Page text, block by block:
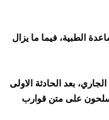
الطبية، فيما ما يزال
بعد الحادثة الاولى
على متن قوارب